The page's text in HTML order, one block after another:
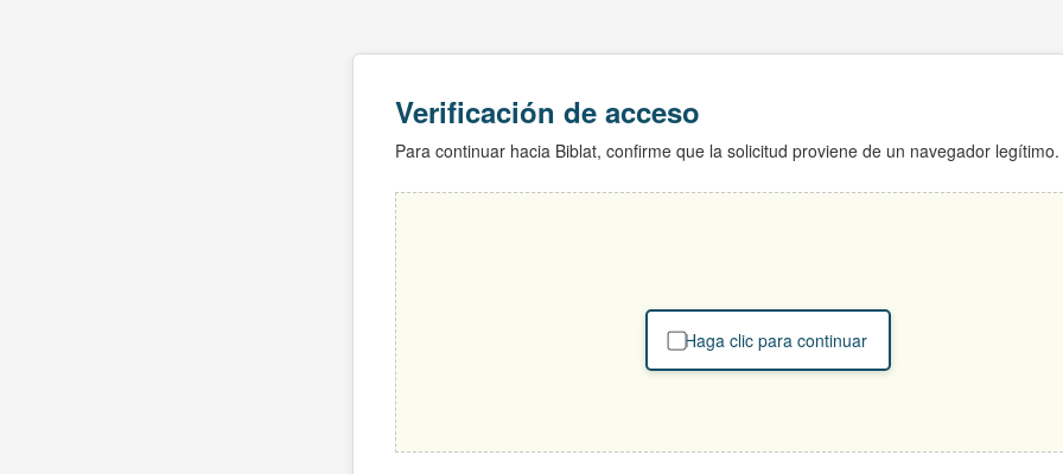
Verificación de acceso
Para continuar hacia Biblat, confirme que la solicitud proviene de un navegador legítimo.
Haga clic para continuar